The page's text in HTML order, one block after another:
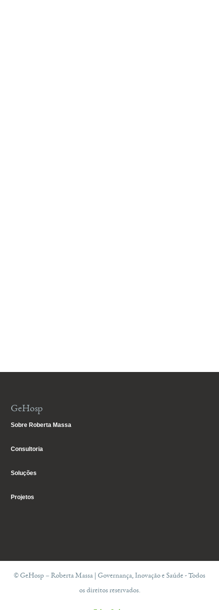
GeHosp
Sobre Roberta Massa
Consultoria
Soluções
Projetos
© GeHosp – Roberta Massa | Governança, Inovação e Saúde - Todos
os direitos reservados.